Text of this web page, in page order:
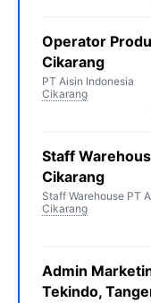
Operator
Cikarang
PT Aisin Indonesia
Cikarang
Staff
Cikarang
Staff Warehouse PT
Cikarang
Admin
Tekindo,